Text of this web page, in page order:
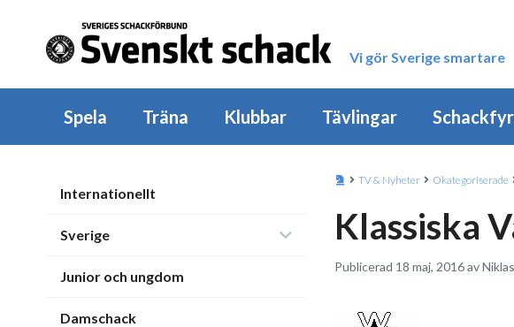
Vi gör Sverige smartare
Spela Träna Klubbar Tävlingar
Internationellt
Sverige
Junior och ungdom
Damschack
TV & Nyheter Okategoriserade
Klassiska
Publicerad 18 maj, 2016 av